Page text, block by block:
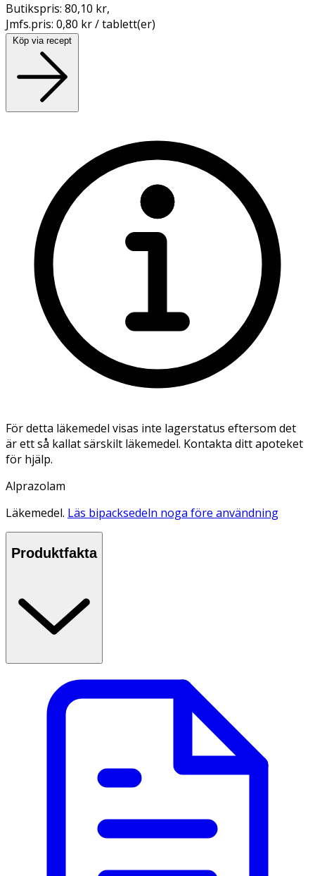
Butikspris: 80,10 kr,
Jmfs.pris: 0,80 kr / tablett(er)
Köp via recept
För detta läkemedel visas inte lagerstatus eftersom det
är ett så kallat särskilt läkemedel. Kontakta ditt apoteket
för hjälp.
Alprazolam
Läkemedel. Läs bipacksedeln noga före användning
Produktfakta